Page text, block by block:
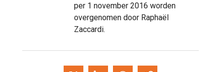
per 1 november 2016 worden
overgenomen door Raphaël
Zaccardi.